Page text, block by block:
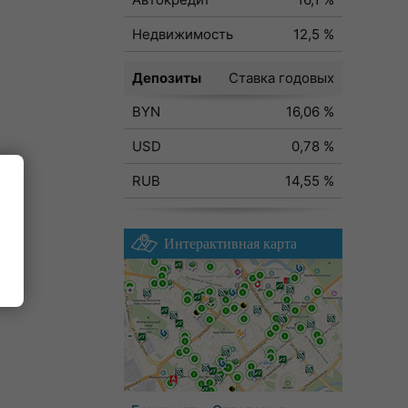
Недвижимость
12,5 %
Депозиты
Ставка годовых
BYN
16,06 %
USD
0,78 %
RUB
14,55 %
Интерактивная карта